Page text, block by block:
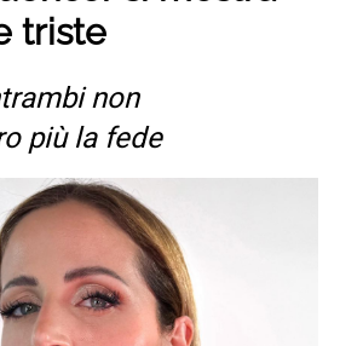
triste
non
più la fede